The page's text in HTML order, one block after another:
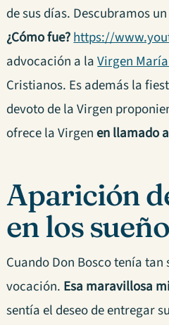
de sus días. Descubramos
¿Cómo fue?https://
advocación a laVirgen
Cristianos. Es además la
devoto de la Virgen
ofrece la Virgenen llamado
Aparición
en los
Cuando Don Bosco tenía
vocación. Esa maravillosa
sentía el deseo de entregar